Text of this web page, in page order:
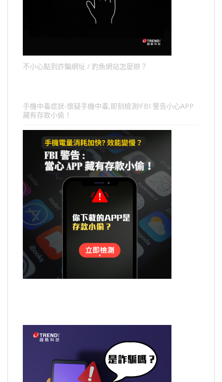
不小心點到詐騙網址 / 釣魚網站怎麼辦？
手機中毒症狀-懷疑手機中毒,即刻檢測!FBI 警告小心APP
藏有存款小偷！